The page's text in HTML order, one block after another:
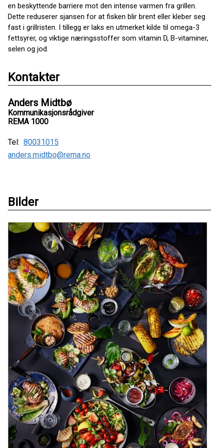
en beskyttende barriere mot den intense varmen fra grillen.
Dette reduserer sjansen for at fisken blir brent eller kleber seg
fast i grillristen. I tillegg er laks en utmerket kilde til omega-3
fettsyrer, og viktige næringsstoffer som vitamin D, B-vitaminer,
selen og jod.
Kontakter
Anders Midtbø
Kommunikasjonsrådgiver
REMA 1000
Tel: 80031015
anders.midtbo@rema.no
Bilder